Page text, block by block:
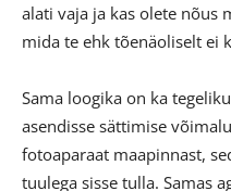
alati vaja ja kas olete nõus
mida te ehk tõenäoliselt ei
Sama loogika on ka
asendisse sättimise
fotoaparaat maapinnast,
tuulega sisse tulla. Samas